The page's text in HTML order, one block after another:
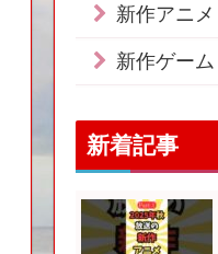
新作アニメ
新作ゲーム
新着記事